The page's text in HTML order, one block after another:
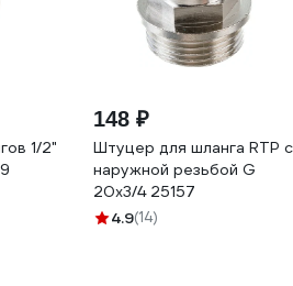
1/2"
148 ₽
Штуцер для шланга RTP с
наружной резьбой G
20х3/4 25157
4.9(14)